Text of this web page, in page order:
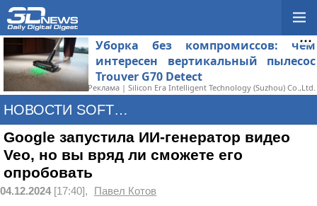
Уборка без компромиссов: чем
интересен вертикальный пылесос
Trouver G70 Detect
Реклама | Silicon Era Intelligent Technology (Suzhou) Co.,Ltd.
НОВОСТИ SOFTWARE
Google запустила ИИ-генератор видео
Veo, но вы вряд ли сможете его
опробовать
04.12.2024[17:40], Павел Котов